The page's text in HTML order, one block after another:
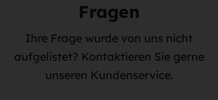
Fragen
Ihre Frage wurde von uns nicht
aufgelistet? Kontaktieren Sie gerne
unseren Kundenservice.